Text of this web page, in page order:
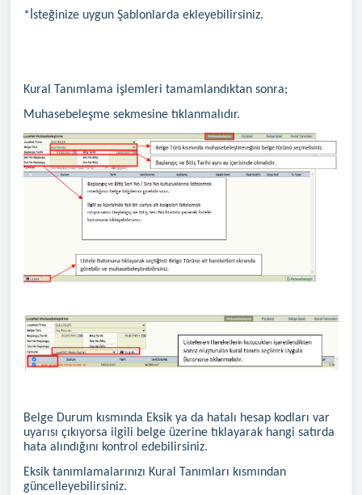
*İsteğinize uygun Şablonlarda ekleyebilirsiniz.
Kural Tanımlama işlemleri tamamlandıktan sonra;
Muhasebeleşme sekmesine tıklanmalıdır.
Belge Durum kısmında Eksik ya da hatalı hesap kodları var
uyarısı çıkıyorsa ilgili belge üzerine tıklayarak hangi satırda
hata alındığını kontrol edebilirsiniz.
Eksik tanımlamalarınızı Kural Tanımları kısmından
güncelleyebilirsiniz.